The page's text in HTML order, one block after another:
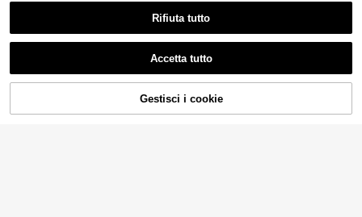
AGGIUNGI AL CARRELLO
Rifiuta tutto
Accetta tutto
Gestisci i cookie